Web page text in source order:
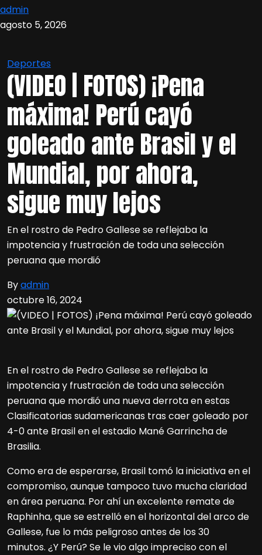
admin
agosto 5, 2026
Deportes
(VIDEO | FOTOS) ¡Pena
máxima! Perú cayó
goleado ante Brasil y el
Mundial, por ahora,
sigue muy lejos
En el rostro de Pedro Gallese se reflejaba la
impotencia y frustración de toda una selección
peruana que mordió
Byadmin
octubre 16, 2024
En el rostro de Pedro Gallese se reflejaba la
impotencia y frustración de toda una selección
peruana que mordió una nueva derrota en estas
Clasificatorias sudamericanas tras caer goleado por
4-0 ante Brasil en el estadio Mané Garrincha de
Brasilia.
Como era de esperarse, Brasil tomó la iniciativa en el
compromiso, aunque tampoco tuvo mucha claridad
en área peruana. Por ahí un excelente remate de
Raphinha, que se estrelló en el horizontal del arco de
Gallese, fue lo más peligroso antes de los 30
minutos. ¿Y Perú? Se le vio algo impreciso con el